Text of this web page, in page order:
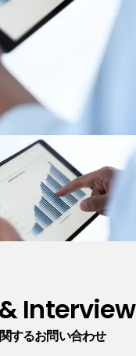
Interview
するお問い合わせ